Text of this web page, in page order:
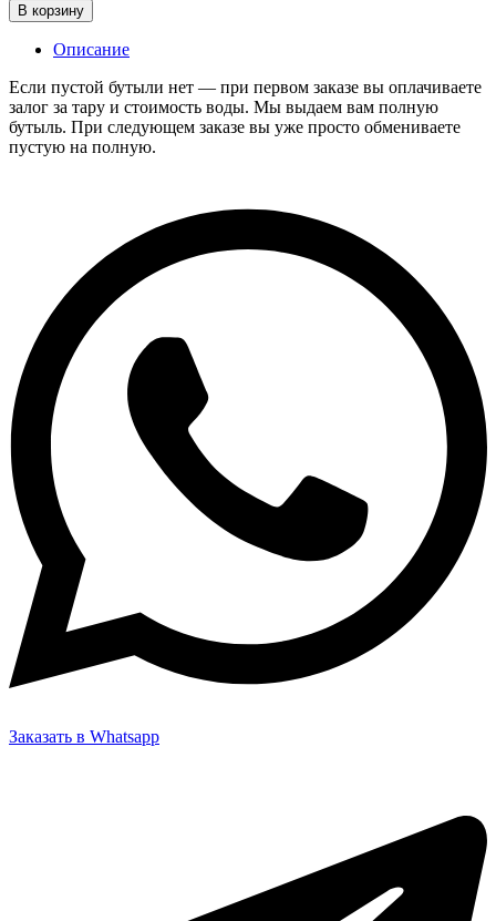
В корзину
Описание
Если пустой бутыли нет — при первом заказе вы оплачиваете
залог за тару и стоимость воды. Мы выдаем вам полную
бутыль. При следующем заказе вы уже просто обмениваете
пустую на полную.
Заказать в Whatsapp